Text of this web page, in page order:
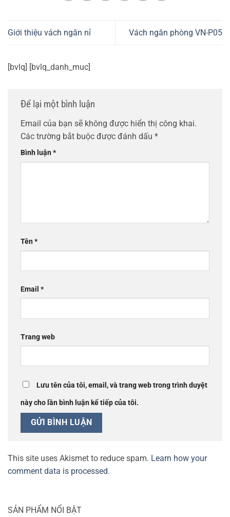
Giới thiệu vách ngăn nỉ Vách ngăn phòng VN-P05
[bvlq] [bvlq_danh_muc]
Để lại một bình luận
Email của bạn sẽ không được hiển thị công khai.
Các trường bắt buộc được đánh dấu *
Bình luận*
Tên*
Email *
Trang web
Lưu tên của tôi, email, và trang web trong trình duyệt
này cho lần bình luận kế tiếp của tôi.
This site uses Akismet to reduce spam. Learn how your
comment data is processed.
SẢN PHẨM NỔI BẬT